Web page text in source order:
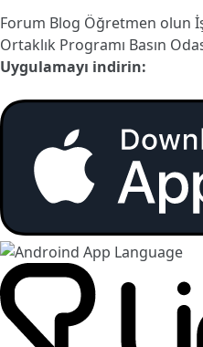
Forum Blog Öğretmen olun
Ortaklık Programı Basın
Uygulamayı indirin: